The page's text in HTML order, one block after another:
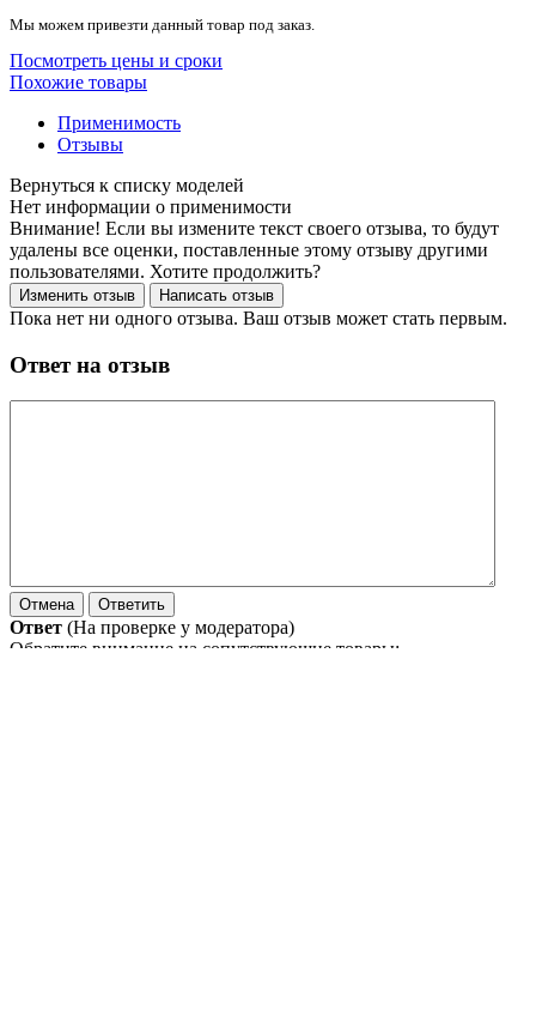
Мы можем привезти данный товар под заказ.
Посмотреть цены и сроки
Похожие товары
Применимость
Отзывы
Нет информации о применимости
Внимание! Если вы измените текст своего отзыва, то будут
удалены все оценки, поставленные этому отзыву другими
пользователями. Хотите продолжить?
Пока нет ни одного отзыва. Ваш отзыв может стать первым.
Ответ на отзыв
Ответ (На проверке у модератора)
Обратите внимание на сопутствующие товары: